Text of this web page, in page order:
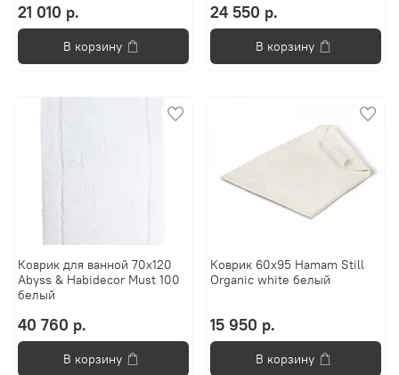
21 010 р.
В корзину
24 550 р.
В корзину
Коврик для ванной 70х120
Abyss & Habidecor Must 100
белый
40 760 р.
В корзину
Коврик 60x95 Hamam Still
Organic white белый
15 950 р.
В корзину